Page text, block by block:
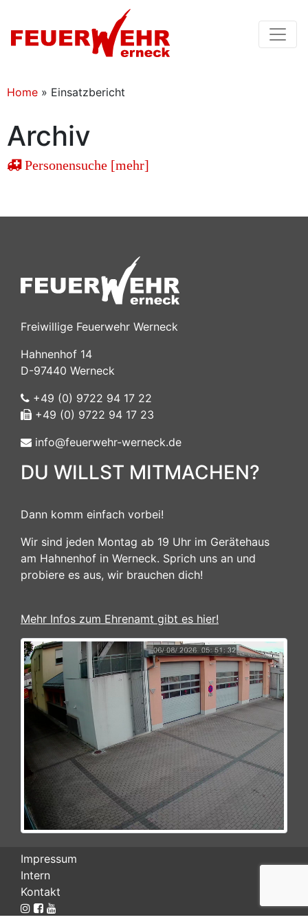
Home » Einsatzbericht
Archiv
Personensuche [mehr]
Freiwillige Feuerwehr Werneck
Hahnenhof 14
D-97440 Werneck
+49 (0) 9722 94 17 22
+49 (0) 9722 94 17 23
info@feuerwehr-werneck.de
DU WILLST MITMACHEN?
Dann komm einfach vorbei!
Wir sind jeden Montag ab 19 Uhr im Gerätehaus
am Hahnenhof in Werneck. Sprich uns an und
probiere es aus, wir brauchen dich!
Mehr Infos zum Ehrenamt gibt es hier!
Impressum
Intern
Kontakt